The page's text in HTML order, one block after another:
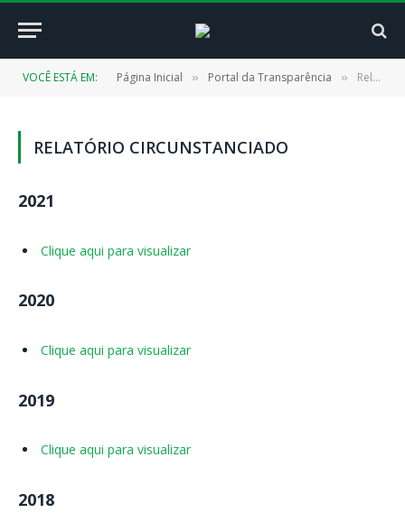
VOCÊ ESTÁ EM: Página Inicial » Portal da Transparência » Relatório Circunstanciado
RELATÓRIO CIRCUNSTANCIADO
2021
Clique aqui para visualizar
2020
Clique aqui para visualizar
2019
Clique aqui para visualizar
2018